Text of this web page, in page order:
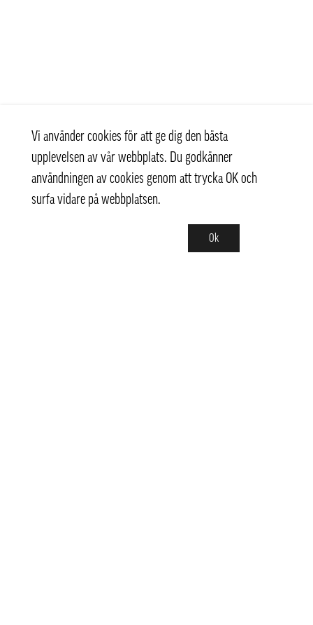
Vi använder cookies för att ge dig den bästa
upplevelsen av vår webbplats. Du godkänner
användningen av cookies genom att trycka OK och
surfa vidare på webbplatsen.
Ok